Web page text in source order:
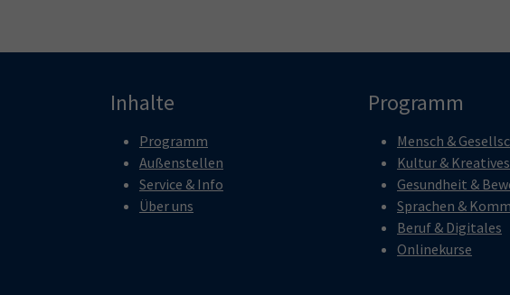
Inhalte
Programm
Außenstellen
Service & Info
Über uns
Programm
Mensch &
Kultur &
Gesundheit &
Sprachen &
Beruf & Digitales
Onlinekurse